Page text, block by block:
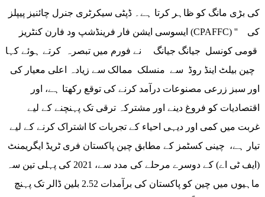
کی بڑی مانگ کو ظاہر کرتا ہے۔ ڈپٹی سیکرٹری جنرل چائنیز پیپلز
ایسوسی ایشن فار فرینڈشپ ود فارن کنٹریز (CPAFFC) '' کی
قومی کونسل جیانگ جیانگ نے فورم میں تبصرہ کرتے ہوئے کہا
چین بیلٹ اینڈ روڈ سے منسلک ممالک سے زیادہ اعلی معیار کی
اور سبز زرعی مصنوعات درآمد کرنے کی توقع رکھتا ہے، اور
اقتصادیات کو فروغ دینے اور مشترکہ ترقی تک پہنچنے کے لیے
غربت میں کمی اور دیہی احیاء کے تجربات کا اشتراک کرنے کے لیے
تیار ہے، چینی کسٹمز کے مطابق چین پاکستان فری ٹریڈ ایگریمنٹ
(ایف ٹی اے) کے دوسرے مرحلے کی مدد سے، 2021 کی پہلی تین سہ
ماہیوں میں چین کو پاکستان کی برآمدات 2.52 بلین ڈالر تک پہنچ